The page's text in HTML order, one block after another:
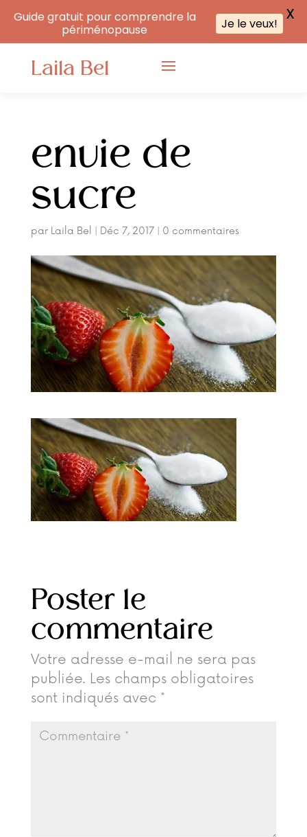
Laila Bel
envie de
sucre
par Laila Bel Déc 7, 2017| 0 commentaires
Poster le
commentaire
Votre adresse e-mail ne sera pas
publiée. Les champs obligatoires
sont indiqués avec *
Guide gratuit pour comprendre la
périménopause
Je le veux! X